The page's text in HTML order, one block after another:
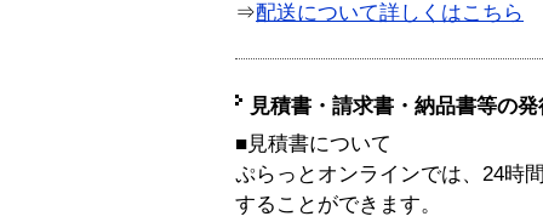
⇒配送について詳しくはこちら
見積書・請求書・納品書等の
■見積書について
ぷらっとオンラインでは、24時
することができます。